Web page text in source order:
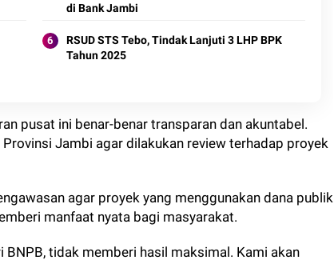
di Bank Jambi
RSUD STS Tebo, Tindak Lanjuti 3 LHP BPK
Tahun 2025
pusat ini benar-benar transparan dan akuntabel.
Provinsi Jambi agar dilakukan review terhadap proyek
agar proyek yang menggunakan dana publik
manfaat nyata bagi masyarakat.
BNPB, tidak memberi hasil maksimal. Kami akan